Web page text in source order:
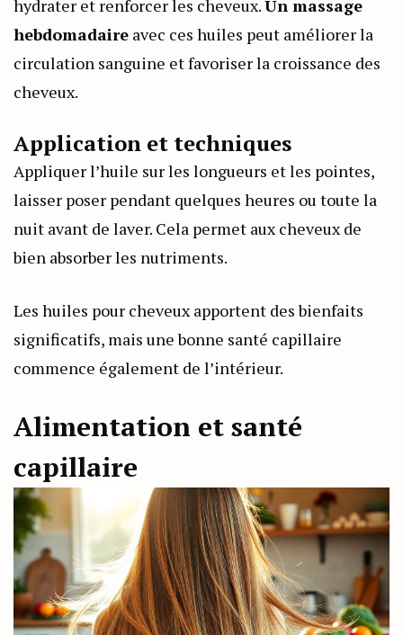
hydrater et renforcer les cheveux.Un massage
hebdomadaire avec ces huiles peut améliorer la
circulation sanguine et favoriser la croissance des
cheveux.
Application et techniques
Appliquer l’huile sur les longueurs et les pointes,
laisser poser pendant quelques heures ou toute la
nuit avant de laver. Cela permet aux cheveux de
bien absorber les nutriments.
Les huiles pour cheveux apportent des bienfaits
significatifs, mais une bonne santé capillaire
commence également de l’intérieur.
Alimentation et santé
capillaire